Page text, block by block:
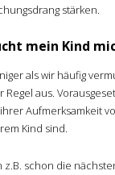
stärken.
mein Kind
als wir häufig
aus.
Aufmerksamkeit
Kind sind.
z.B. schon die